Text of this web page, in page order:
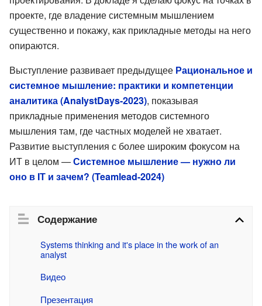
проекте, где владение системным мышлением
существенно и покажу, как прикладные методы на него
опираются.
Выступление развивает предыдущее Рациональное и
системное мышление: практики и компетенции
аналитика (AnalystDays-2023), показывая
прикладные применения методов системного
мышления там, где частных моделей не хватает.
Развитие выступления с более широким фокусом на
ИТ в целом —Системное мышление — нужно ли
оно в IТ и зачем? (Teamlead-2024)
Содержание
Systems thinking and it's place in the work of an
analyst
Видео
Презентация